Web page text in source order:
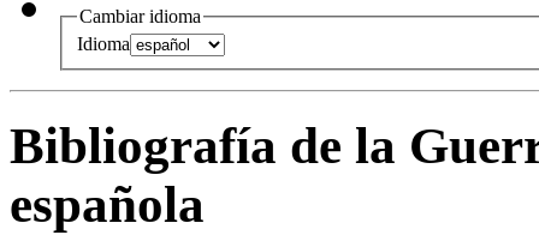
Cambiar idioma
Idioma
Bibliografía de la
española